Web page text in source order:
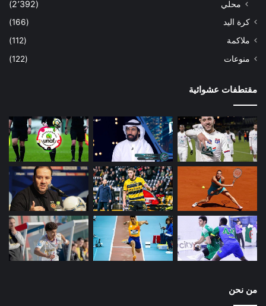
محلي
(2٬392)
كرة اليد
(166)
ملاكمة
(112)
منوعات
(122)
مقتطفات عشوائية
من نحن